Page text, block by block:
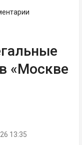
«Москве
13:35